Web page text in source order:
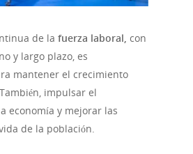
de la fuerza laboral, con
y largo plazo, es
mantener el crecimiento
impulsar el
economía y mejorar las
de la población.